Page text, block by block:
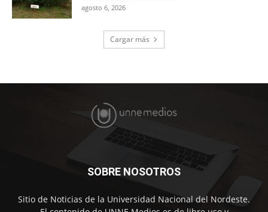
agosto 6, 2026
Cargar más
SOBRE NOSOTROS
Sitio de Noticias de la Universidad Nacional del Nordeste.